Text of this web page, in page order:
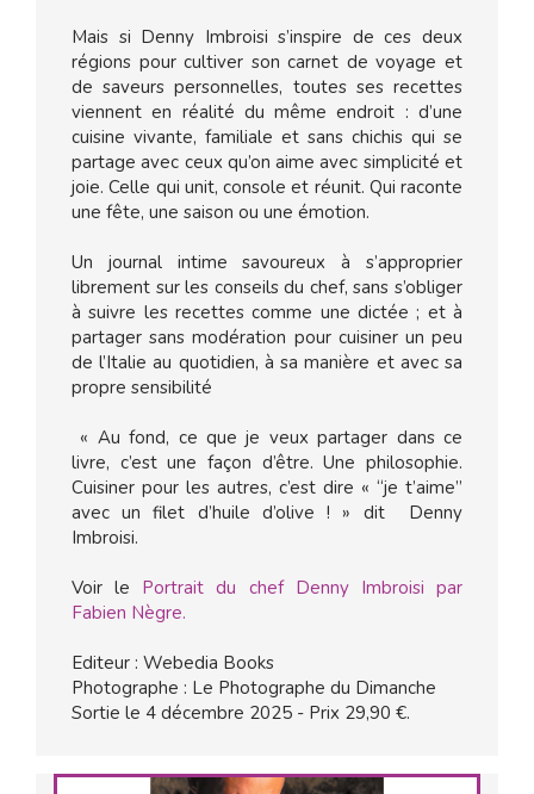
Mais si Denny Imbroisi s’inspire de ces deux
régions pour cultiver son carnet de voyage et
de saveurs personnelles, toutes ses recettes
viennent en réalité du même endroit : d’une
cuisine vivante, familiale et sans chichis qui se
partage avec ceux qu’on aime avec simplicité et
joie. Celle qui unit, console et réunit. Qui raconte
une fête, une saison ou une émotion.
Un journal intime savoureux à s’approprier
librement sur les conseils du chef, sans s’obliger
à suivre les recettes comme une dictée ; et à
partager sans modération pour cuisiner un peu
de l’Italie au quotidien, à sa manière et avec sa
propre sensibilité
« Au fond, ce que je veux partager dans ce
livre, c’est une façon d’être. Une philosophie.
Cuisiner pour les autres, c’est dire « “je t’aime”
avec un filet d’huile d’olive ! » dit Denny
Imbroisi.
Voir le Portrait du chef Denny Imbroisi par
Fabien Nègre.
Editeur : Webedia Books
Photographe : Le Photographe du Dimanche
Sortie le 4 décembre 2025 - Prix 29,90 €.